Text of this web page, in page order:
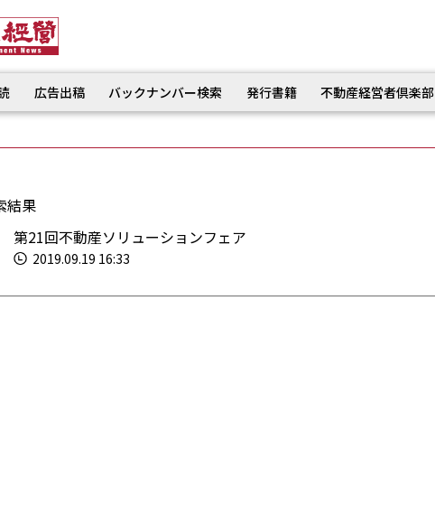
広告出稿 バックナンバー検索 発行書籍 不動産経営者倶楽部
結果
第21回不動産ソリューションフェア
2019.09.19 16:33